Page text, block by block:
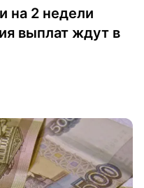
на 2 недели
выплат ждут в